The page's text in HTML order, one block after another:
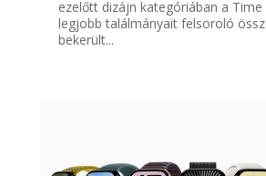
ezelőtt dizájn kategóriában a Time
legjobb találmányait felsoroló
bekerült...